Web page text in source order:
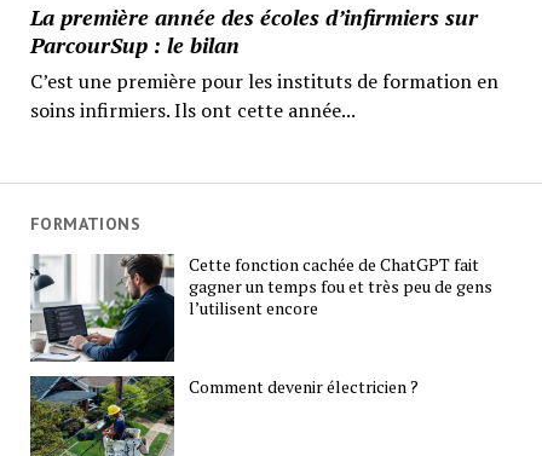
La première année des écoles d’infirmiers sur
ParcourSup : le bilan
C’est une première pour les instituts de formation en
soins infirmiers. Ils ont cette année...
FORMATIONS
Cette fonction cachée de ChatGPT fait
gagner un temps fou et très peu de gens
l’utilisent encore
Comment devenir électricien ?